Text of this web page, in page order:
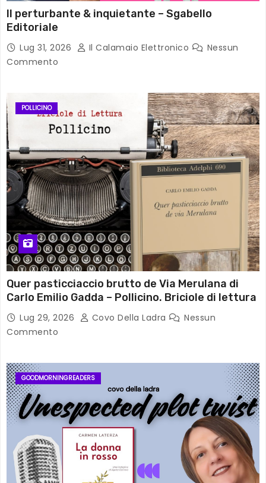
Il perturbante & inquietante – Sgabello
Editoriale
Lug 31, 2026 Il Calamaio Elettronico
Nessun
Commento
POLLICINO
Quer pasticciaccio brutto de Via Merulana di
Carlo Emilio Gadda – Pollicino. Briciole di lettura
Lug 29, 2026 Covo Della Ladra
Nessun
Commento
GOODMORNINGREADERS